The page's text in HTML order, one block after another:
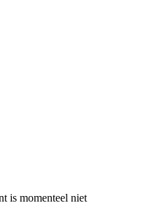
is momenteel niet